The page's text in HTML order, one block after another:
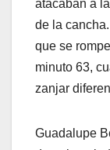
atacaban a
de la
que se
minuto 63,
zanjar
Guadalupe